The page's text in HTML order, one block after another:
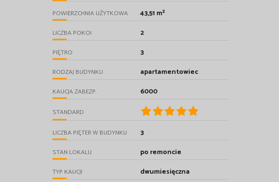
POWIERZCHNIA UŻYTKOWA 43,51 m²
LICZBA POKOI 2
PIĘTRO 3
RODZAJ BUDYNKU apartamentowiec
KAUCJA ZABEZP. 6000
STANDARD
LICZBA PIĘTER W BUDYNKU 3
STAN LOKALU po remoncie
TYP KAUCJI dwumiesięczna